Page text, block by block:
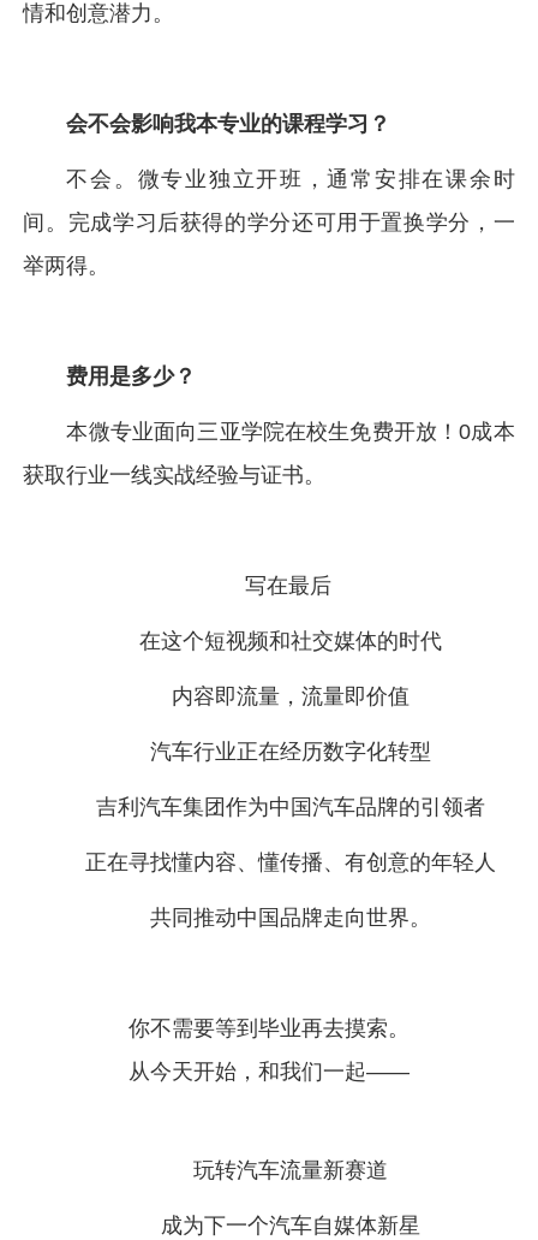
情和创意潜力。
会不会影响我本专业的课程学习？
不会。微专业独立开班，通常安排在课余时
间。完成学习后获得的学分还可用于置换学分，一
举两得。
费用是多少？
本微专业面向三亚学院在校生免费开放！0成本
获取行业一线实战经验与证书。
写在最后
在这个短视频和社交媒体的时代
内容即流量，流量即价值
汽车行业正在经历数字化转型
吉利汽车集团作为中国汽车品牌的引领者
正在寻找懂内容、懂传播、有创意的年轻人
共同推动中国品牌走向世界。
你不需要等到毕业再去摸索。
从今天开始，和我们一起——
玩转汽车流量新赛道
成为下一个汽车自媒体新星